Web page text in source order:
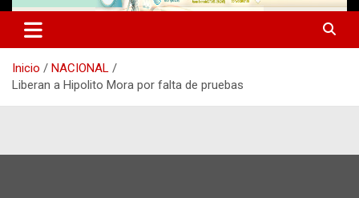
Inicio
NACIONAL
Liberan a Hipolito Mora por falta de pruebas